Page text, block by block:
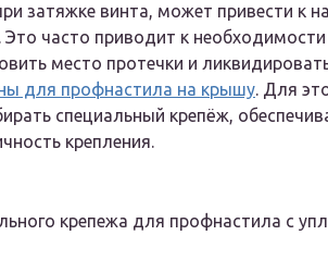
затяжке винта, может привести к
Это часто приводит к
место протечки и
для профнастила на крышу. Для
специальный крепёж,
крепления.
крепежа для профнастила с